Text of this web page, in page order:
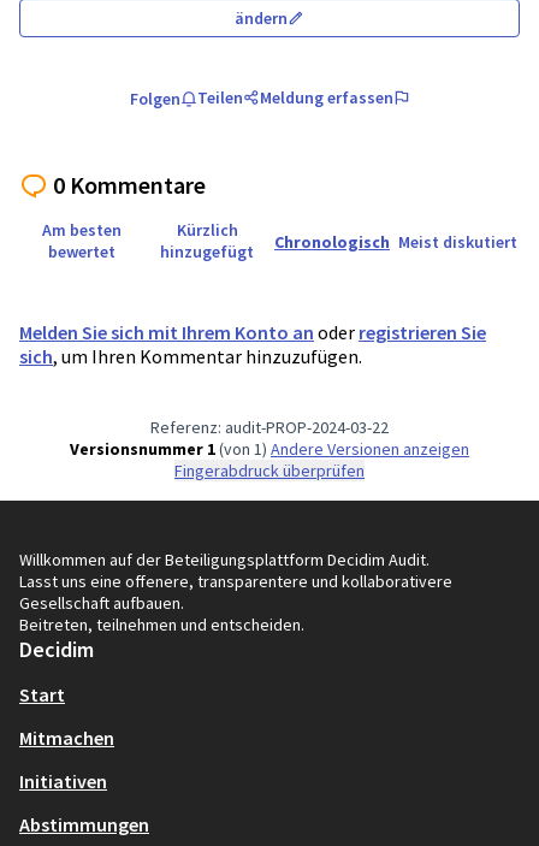
ändern
Folgen Teilen Meldung erfassen
0 Kommentare
Am besten
bewertet
Kürzlich
hinzugefügt
Chronologisch Meist diskutiert
Melden Sie sich mit Ihrem Konto an oder registrieren Sie
sich, um Ihren Kommentar hinzuzufügen.
Referenz: audit-PROP-2024-03-22
Versionsnummer 1(von 1)
Andere Versionen anzeigen
Fingerabdruck überprüfen
Willkommen auf der Beteiligungsplattform Decidim Audit.
Lasst uns eine offenere, transparentere und kollaborativere
Gesellschaft aufbauen.
Beitreten, teilnehmen und entscheiden.
Decidim
Start
Mitmachen
Initiativen
Abstimmungen